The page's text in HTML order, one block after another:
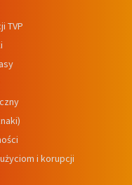
TVP
i korupcji